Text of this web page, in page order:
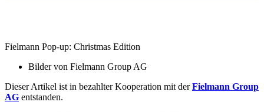
Fielmann Pop-up: Christmas Edition
Bilder von Fielmann Group AG
Dieser Artikel ist in bezahlter Kooperation mit derFielmann Group
AG entstanden.